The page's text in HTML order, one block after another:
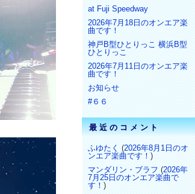
at Fuji Speedway
2026年7月18日のオンエア楽
曲です！
神戸B型ひとりっこ 横浜B型
ひとりっこ
2026年7月11日のオンエア楽
曲です！
お知らせ
#６６
最近のコメント
ふゆたく (2026年8月1日のオ
ンエア楽曲です！ )
マンダリン・ブラフ (2026年
7月25日のオンエア楽曲で
す！ )